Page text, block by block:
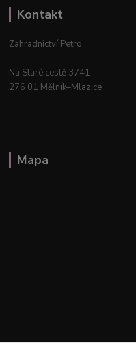
Kontakt
Zahradnictví Petro
Na Staré cestě 3741
276 01 Mělník–Mlazice
Mapa